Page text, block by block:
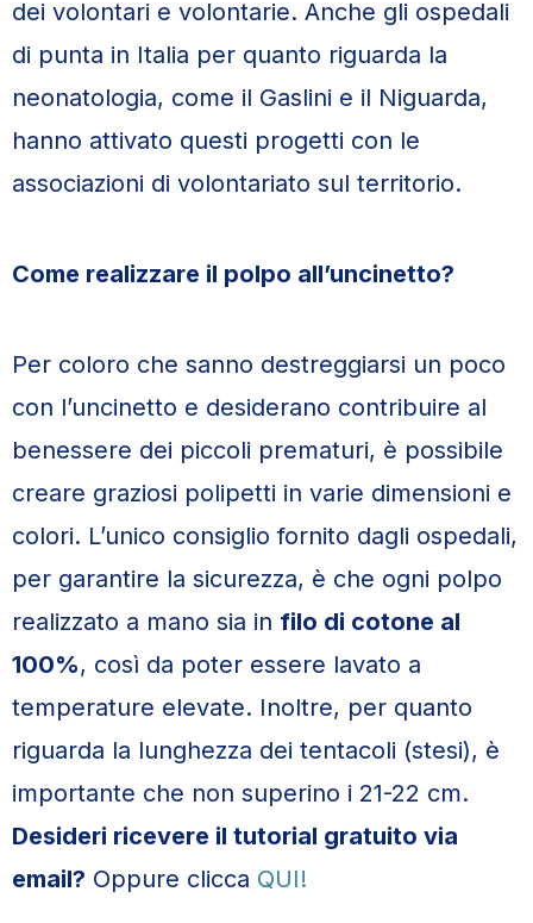
dei volontari e volontarie. Anche gli ospedali
di punta in Italia per quanto riguarda la
neonatologia, come il Gaslini e il Niguarda,
hanno attivato questi progetti con le
associazioni di volontariato sul territorio.
Come realizzare il polpo all’uncinetto?
Per coloro che sanno destreggiarsi un poco
con l’uncinetto e desiderano contribuire al
benessere dei piccoli prematuri, è possibile
creare graziosi polipetti in varie dimensioni e
colori. L’unico consiglio fornito dagli ospedali,
per garantire la sicurezza, è che ogni polpo
realizzato a mano sia in filo di cotone al
100%, così da poter essere lavato a
temperature elevate. Inoltre, per quanto
riguarda la lunghezza dei tentacoli (stesi), è
importante che non superino i 21-22 cm.
Desideri ricevere il tutorial gratuito via
email? Oppure clicca QUI!